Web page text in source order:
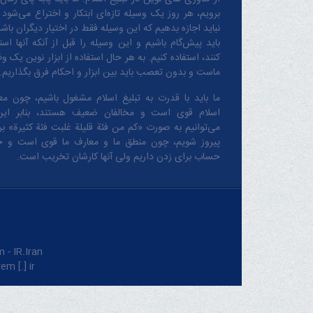
برویم، هر روز یک وسیله تازه‌ای ابتکار و اختراع
نباید اجازه بدهیم که این وسیله فقط در اختیار دیگران
باید پیش‌گام باشیم و این وسیله را قبل از آنکه آنها
کنند، استفاده کنیم. به هر حال استفاده از ابزار نوین یک
ماست و بدون تعصب باید بین ابزار و احکام فرق بگذاریم.
ما باید با قدرت به تبلیغ اسلام مشغول باشیم، چون
اسلام قوی است و مخالفان ضعیف هستند، بنابر
می‌توانیم به صورت «کم من فئة قلیلة غلبت فئة کثیرة» بر
پیروز شویم، چون منطق‌ ما و معارف ‌ما قوی است و
حساب برای زدن داریم ولی آنها کارشان تخریب است.
IR.Iran.
[.] ir